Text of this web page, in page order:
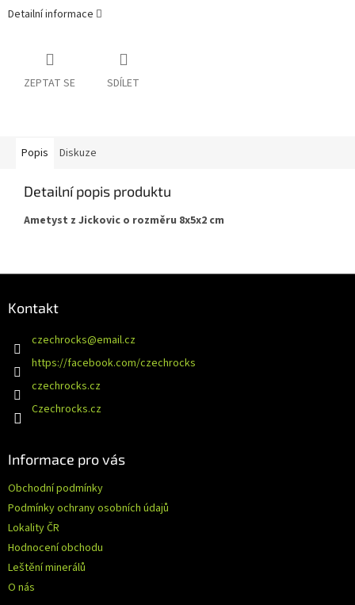
Detailní informace
ZEPTAT SE SDÍLET
Popis Diskuze
Detailní popis produktu
Ametyst z Jickovic o rozměru 8x5x2 cm
Kontakt
czechrocks@email.cz
https://facebook.com/czechrocks
czechrocks.cz
Czechrocks.cz
Informace pro vás
Obchodní podmínky
Podmínky ochrany osobních údajů
Lokality ČR
Hodnocení obchodu
Leštění minerálů
O nás